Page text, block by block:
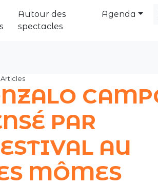
Autour des
spectacles
Agenda
Articles
PAR
AU
MÔMES